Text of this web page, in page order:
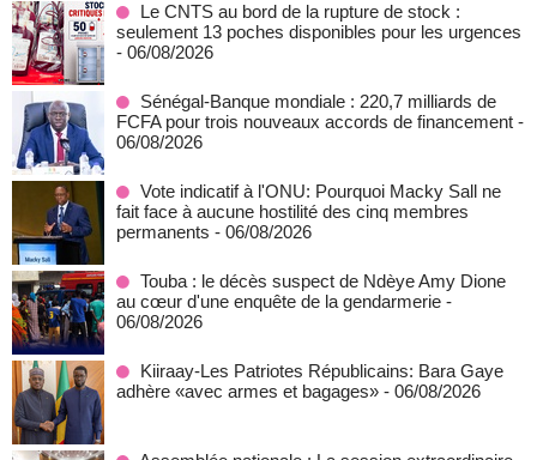
Le CNTS au bord de la rupture de stock :
seulement 13 poches disponibles pour les urgences
- 06/08/2026
Sénégal-Banque mondiale : 220,7 milliards de
FCFA pour trois nouveaux accords de financement -
06/08/2026
Vote indicatif à l'ONU: Pourquoi Macky Sall ne
fait face à aucune hostilité des cinq membres
permanents - 06/08/2026
Touba : le décès suspect de Ndèye Amy Dione
au cœur d'une enquête de la gendarmerie -
06/08/2026
Kiiraay-Les Patriotes Républicains: Bara Gaye
adhère «avec armes et bagages» - 06/08/2026